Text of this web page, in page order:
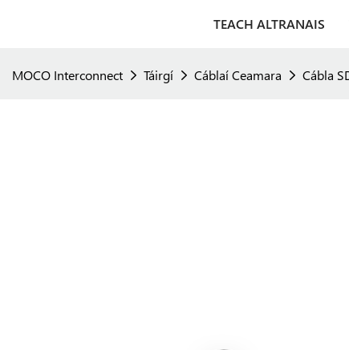
TEACH ALTRANAIS
MOCO Interconnect Táirgí Cáblaí Ceamara Cábla